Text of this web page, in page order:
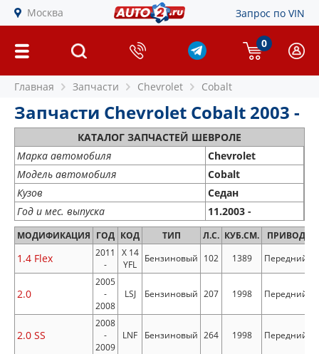
Москва Запрос по VIN
0
Главная Запчасти Chevrolet Cobalt
Запчасти Chevrolet Cobalt 2003 -
КАТАЛОГ ЗАПЧАСТЕЙ ШЕВРОЛЕ
Марка автомобиля
Chevrolet
Модель автомобиля
Cobalt
Кузов
Седан
Год и мес. выпуска
11.2003 -
МОДИФИКАЦИЯ ГОД КОД ТИП Л.С. КУБ.СМ. ПРИВОД
1.4 Flex
2011
-
X 14
YFL
Бензиновый 102 1389 Передний
2.0
2005
-
2008
LSJ Бензиновый 207 1998 Передний
2.0 SS
2008
-
2009
LNF Бензиновый 264 1998 Передний